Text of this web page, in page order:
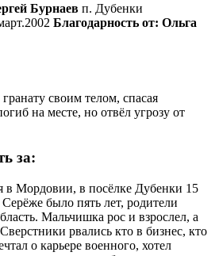
Бурнаев п. Дубенки
Благодарность от: Ольга
своим телом, спасая
на месте, но отвёл угрозу от
за:
в Мордовии, в посёлке Дубенки 15
было пять лет, родители
Мальчишка рос и взрослел, а
рвались кто в бизнес, кто
о карьере военного, хотел